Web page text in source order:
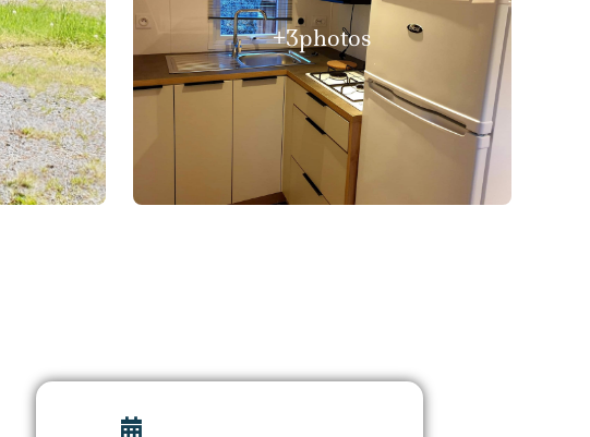
+3photos